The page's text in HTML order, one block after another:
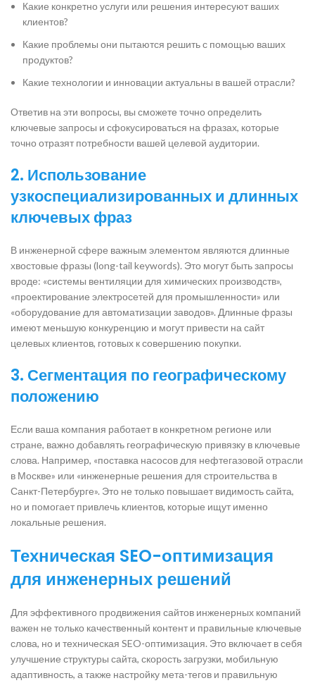
Какие конкретно услуги или решения интересуют ваших
клиентов?
Какие проблемы они пытаются решить с помощью ваших
продуктов?
Какие технологии и инновации актуальны в вашей отрасли?
Ответив на эти вопросы, вы сможете точно определить
ключевые запросы и сфокусироваться на фразах, которые
точно отразят потребности вашей целевой аудитории.
2. Использование
узкоспециализированных и длинных
ключевых фраз
В инженерной сфере важным элементом являются длинные
хвостовые фразы (long-tail keywords). Это могут быть запросы
вроде: «системы вентиляции для химических производств»,
«проектирование электросетей для промышленности» или
«оборудование для автоматизации заводов». Длинные фразы
имеют меньшую конкуренцию и могут привести на сайт
целевых клиентов, готовых к совершению покупки.
3. Сегментация по географическому
положению
Если ваша компания работает в конкретном регионе или
стране, важно добавлять географическую привязку в ключевые
слова. Например, «поставка насосов для нефтегазовой отрасли
в Москве» или «инженерные решения для строительства в
Санкт-Петербурге». Это не только повышает видимость сайта,
но и помогает привлечь клиентов, которые ищут именно
локальные решения.
Техническая SEO-оптимизация
для инженерных решений
Для эффективного продвижения сайтов инженерных компаний
важен не только качественный контент и правильные ключевые
слова, но и техническая SEO-оптимизация. Это включает в себя
улучшение структуры сайта, скорость загрузки, мобильную
адаптивность, а также настройку мета-тегов и правильную